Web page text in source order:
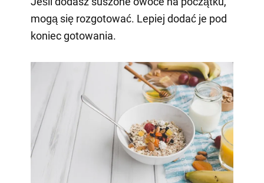
mogą się rozgotować. Lepiej dodać je pod
koniec gotowania.